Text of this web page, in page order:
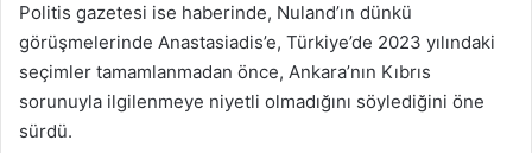
Politis gazetesi ise haberinde, Nuland’ın dünkü
görüşmelerinde Anastasiadis’e, Türkiye’de 2023 yılındaki
seçimler tamamlanmadan önce, Ankara’nın Kıbrıs
sorunuyla ilgilenmeye niyetli olmadığını söylediğini öne
sürdü.